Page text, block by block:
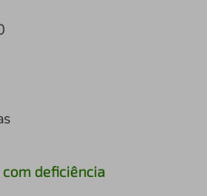
deficiência